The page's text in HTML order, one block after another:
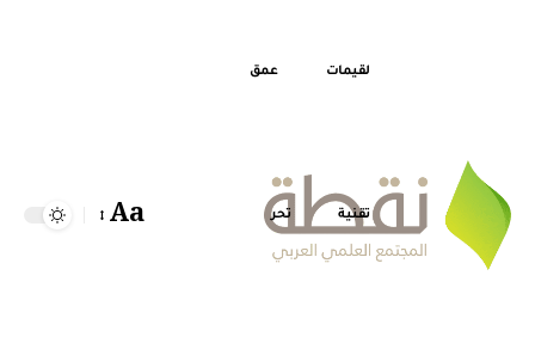
لقيمات عمق
تقنية تحر Aa